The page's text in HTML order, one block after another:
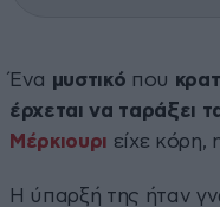
Ένα μυστικό που
έρχεται να ταράξει
Μέρκιουρι είχε κόρη,
Η ύπαρξή της ήταν